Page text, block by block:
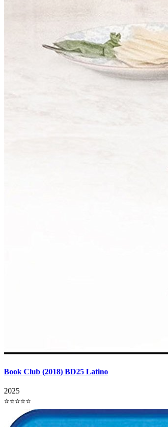
Book Club (2018) BD25 Latino
2025
⭐⭐⭐⭐⭐